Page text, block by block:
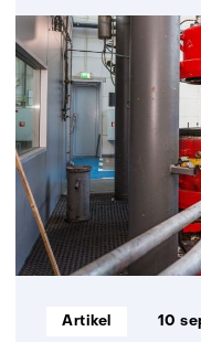
Het
van
de
toekomst
Informatietype:
Artikel 10